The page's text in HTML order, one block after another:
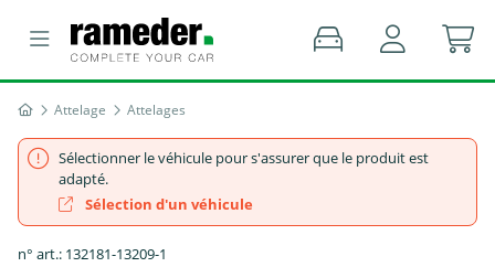
Attelage Attelages
Sélectionner le véhicule pour s'assurer que le produit est
adapté.
Sélection d'un véhicule
n° art.: 132181-13209-1